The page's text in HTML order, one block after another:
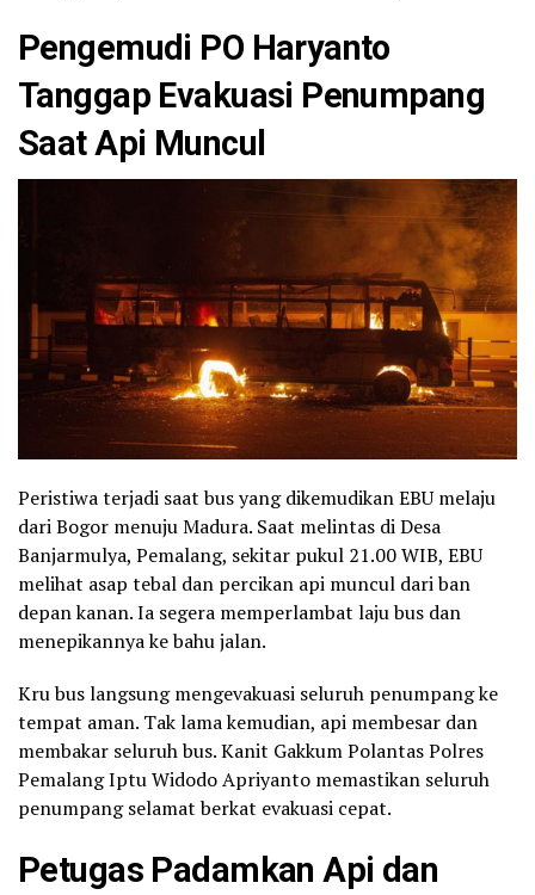
Pengemudi PO Haryanto
Tanggap Evakuasi Penumpang
Saat Api Muncul
Peristiwa terjadi saat bus yang dikemudikan EBU melaju
dari Bogor menuju Madura. Saat melintas di Desa
Banjarmulya, Pemalang, sekitar pukul 21.00 WIB, EBU
melihat asap tebal dan percikan api muncul dari ban
depan kanan. Ia segera memperlambat laju bus dan
menepikannya ke bahu jalan.
Kru bus langsung mengevakuasi seluruh penumpang ke
tempat aman. Tak lama kemudian, api membesar dan
membakar seluruh bus. Kanit Gakkum Polantas Polres
Pemalang Iptu Widodo Apriyanto memastikan seluruh
penumpang selamat berkat evakuasi cepat.
Petugas Padamkan Api dan